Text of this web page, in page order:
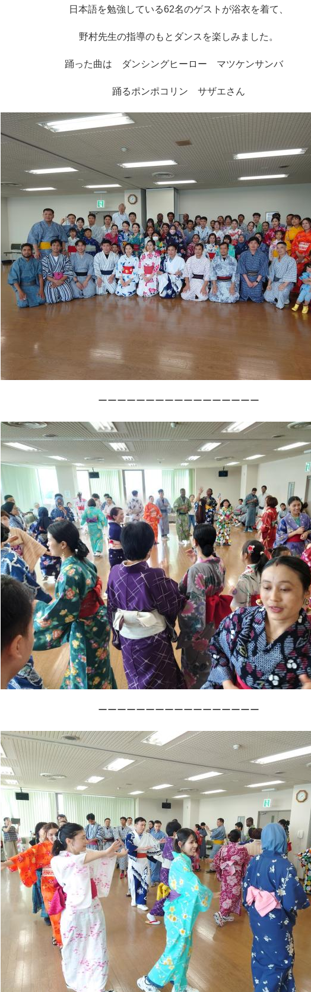
日本語を勉強している62名のゲストが浴衣を着て、
野村先生の指導のもとダンスを楽しみました。
踊った曲は ダンシングヒーロー マツケンサンバ
踊るポンポコリン サザエさん
ーーーーーーーーーーーーーーーーー
ーーーーーーーーーーーーーーーーー